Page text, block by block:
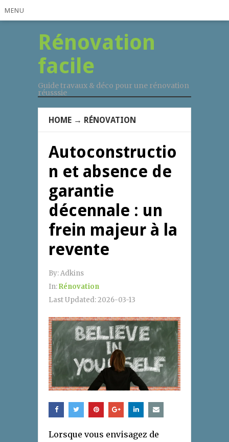
MENU
Rénovation
facile
Guide travaux & déco pour une rénovation
réusssie
HOME → RÉNOVATION
Autoconstructio
n et absence de
garantie
décennale : un
frein majeur à la
revente
By:Adkins
In:Rénovation
Last Updated:2026-03-13
Lorsque vous envisagez de